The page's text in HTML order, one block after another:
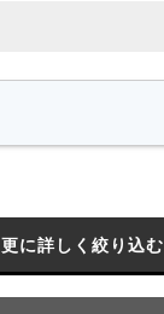
更に詳しく絞り込む